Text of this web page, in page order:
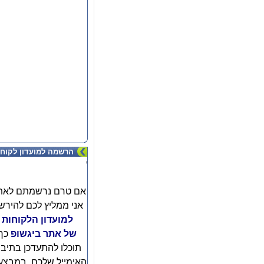
הרשמה למועדון
'
אם טרם נרשמתם
אני ממליץ לכם
למועדון הלקוחות
של אתר ביגשופ
תוכלו להתעדכן
האימייל שלכם,